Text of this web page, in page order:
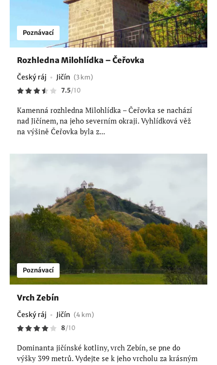
Poznávací
Rozhledna Milohlídka – Čeřovka
Český ráj Jičín (3 km)
7.5/10
Kamenná rozhledna Milohlídka – Čeřovka se nachází
nad Jičínem, na jeho severním okraji. Vyhlídková věž
na výšině Čeřovka byla z...
Poznávací
Vrch Zebín
Český ráj Jičín (4 km)
8/10
Dominanta jičínské kotliny, vrch Zebín, se pne do
výšky 399 metrů. Vydejte se k jeho vrcholu za krásným